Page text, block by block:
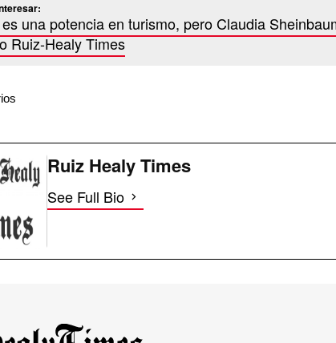
una potencia en turismo, pero Claudia
Ruiz-Healy Times
Ruiz Healy Times
See Full Bio